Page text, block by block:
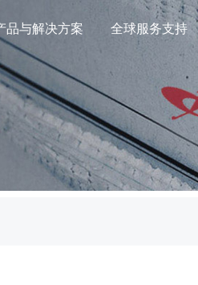
品与解决方案 全球服务支持